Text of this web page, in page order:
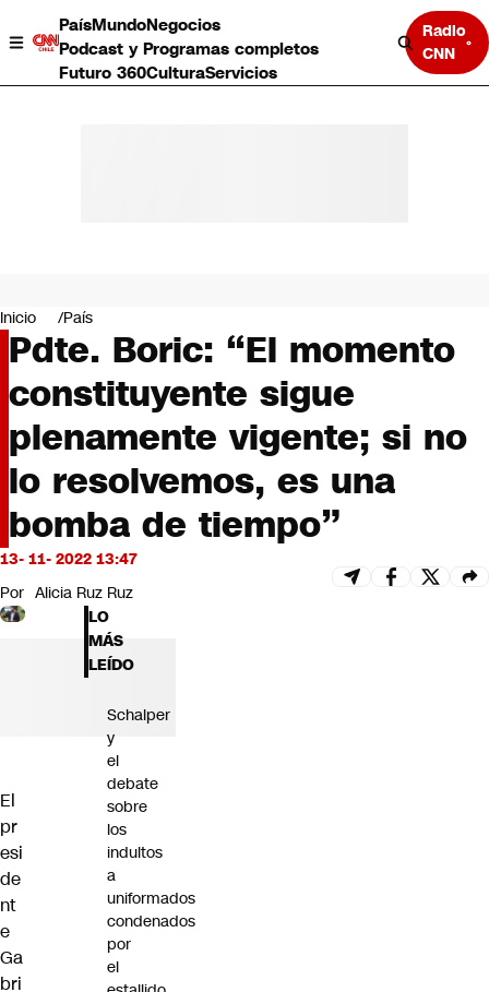
PaísMundoNegocios
Podcast y Programas completos
Futuro 360CulturaServicios
Radio
CNN
Negocios
Deportes
Programas completos
Cultura
Servicios
Bits
CNN tiempo
Futuro 360
Opinión
Inicio País
Pdte. Boric: “El momento
constituyente sigue
plenamente vigente; si no
lo resolvemos, es una
bomba de tiempo”
13- 11- 2022 13:47
Por Alicia Ruz Ruz
El
pr
esi
de
nt
e
Ga
bri
LO
MÁS
LEÍDO
Schalper
y
el
debate
sobre
los
indultos
a
uniformados
condenados
por
el